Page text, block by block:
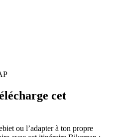
cet
ou l’adapter à ton propre